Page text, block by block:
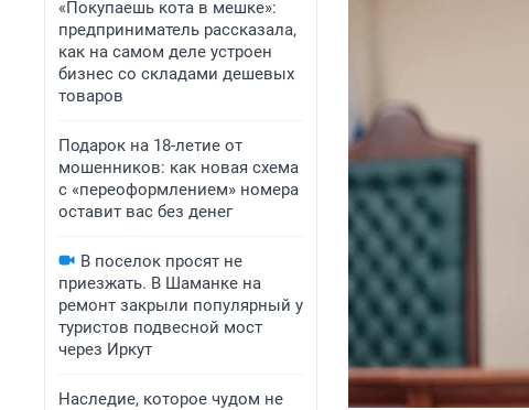
«Покупаешь кота в мешке»:
предприниматель рассказала,
как на самом деле устроен
бизнес со складами дешевых
товаров
Подарок на 18-летие от
мошенников: как новая схема
с «переоформлением» номера
оставит вас без денег
В поселок просят не
приезжать. В Шаманке на
ремонт закрыли популярный у
туристов подвесной мост
через Иркут
Наследие, которое чудом не